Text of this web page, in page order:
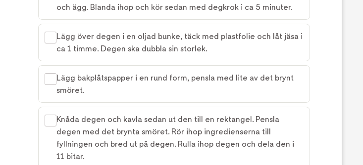
och ägg. Blanda ihop och kör sedan med degkrok i ca 5 minuter.
Lägg över degen i en oljad bunke, täck med plastfolie och låt jäsa i
ca 1 timme. Degen ska dubbla sin storlek.
Lägg bakplåtspapper i en rund form, pensla med lite av det brynt
smöret.
Knåda degen och kavla sedan ut den till en rektangel. Pensla
degen med det brynta smöret. Rör ihop ingredienserna till
fyllningen och bred ut på degen. Rulla ihop degen och dela den i
11 bitar.